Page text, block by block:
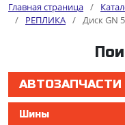
Главная страница /
/
РЕПЛИКА / Диск GN
АВТОЗАПЧАСТИ
Шины